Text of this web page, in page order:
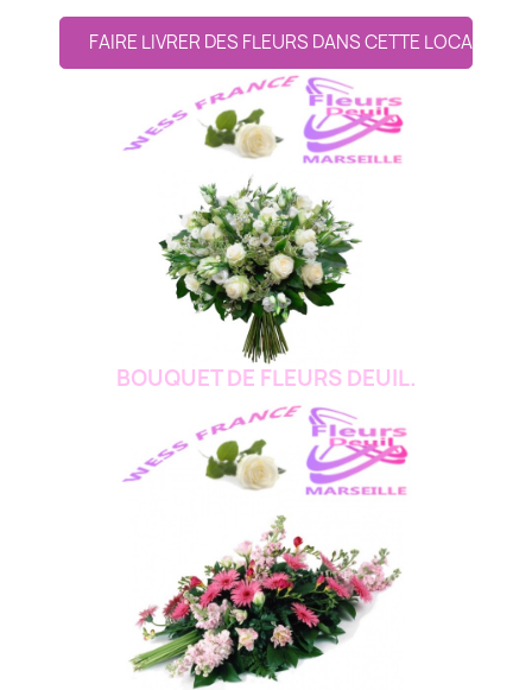
FAIRE LIVRER DES FLEURS DANS CETTE LOCALITE
BOUQUET DE FLEURS DEUIL.